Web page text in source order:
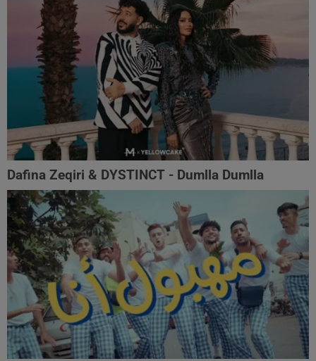
Dafina Zeqiri & DYSTINCT - Dumlla Dumlla